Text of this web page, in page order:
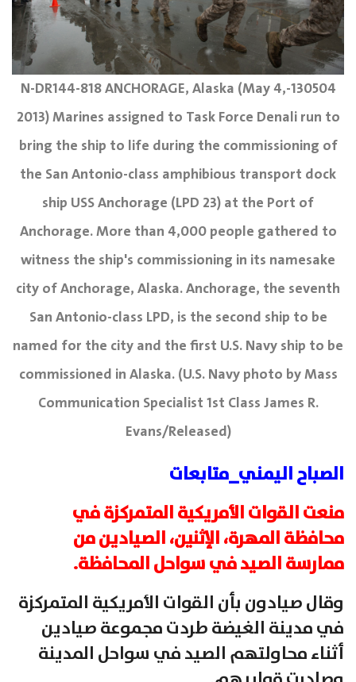
130504-N-DR144-818 ANCHORAGE, Alaska (May 4,
2013) Marines assigned to Task Force Denali run to
bring the ship to life during the commissioning of
the San Antonio-class amphibious transport dock
ship USS Anchorage (LPD 23) at the Port of
Anchorage. More than 4,000 people gathered to
witness the ship's commissioning in its namesake
city of Anchorage, Alaska. Anchorage, the seventh
San Antonio-class LPD, is the second ship to be
named for the city and the first U.S. Navy ship to be
commissioned in Alaska. (U.S. Navy photo by Mass
Communication Specialist 1st Class James R.
Evans/Released)
الصباح اليمني_متابعات
منعت القوات الأمريكية المتمركزة في
محافظة المهرة، الإثنين، الصيادين من
ممارسة الصيد في سواحل المحافظة.
وقال صيادون بأن القوات الأمريكية المتمركزة
في مدينة الغيضة طردت مجموعة صيادين
أثناء محاولتهم الصيد في سواحل المدينة